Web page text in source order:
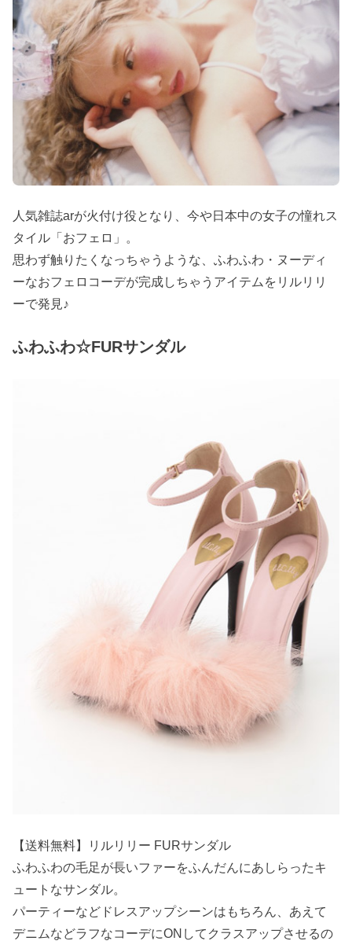
人気雑誌arが火付け役となり、今や日本中の女子の憧れス
タイル「おフェロ」。
思わず触りたくなっちゃうような、ふわふわ・ヌーディ
ーなおフェロコーデが完成しちゃうアイテムをリルリリ
ーで発見♪
ふわふわ☆FURサンダル
【送料無料】リルリリー FURサンダル
ふわふわの毛足が長いファーをふんだんにあしらったキ
ュートなサンダル。
パーティーなどドレスアップシーンはもちろん、あえて
デニムなどラフなコーデにONしてクラスアップさせるの